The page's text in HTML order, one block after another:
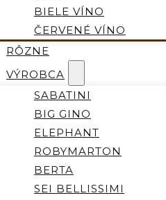
BIELE VÍNO
ČERVENÉ VÍNO
RÔZNE
VÝROBCA
SABATINI
BIG GINO
ELEPHANT
ROBYMARTON
BERTA
SEI BELLISSIMI